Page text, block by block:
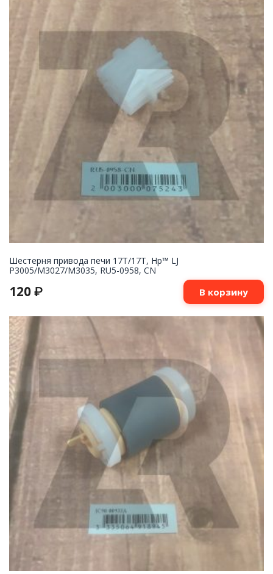
Шестерня привода печи 17T/17T, Hp™ LJ
P3005/M3027/M3035, RU5-0958, CN
120 ₽ В корзину